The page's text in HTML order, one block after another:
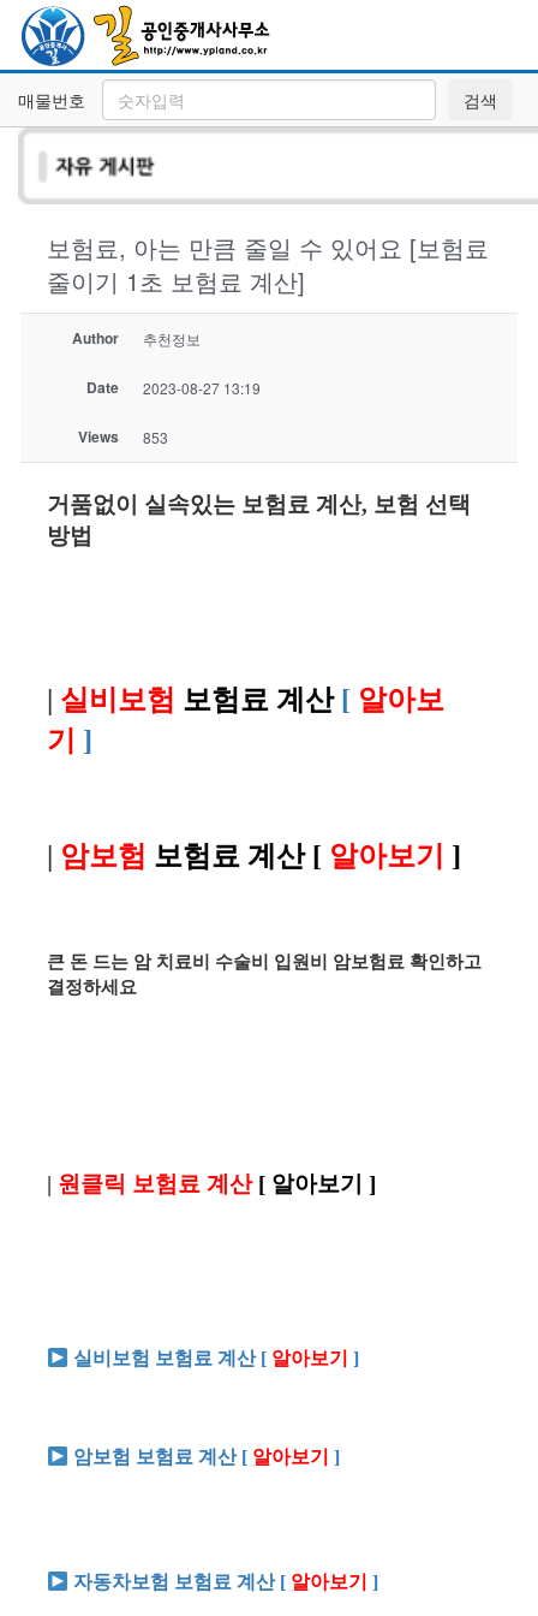
매물번호 검색
보험료, 아는 만큼 줄일 수 있어요 [보험료
줄이기 1초 보험료 계산]
Author 추천정보
Date 2023-08-27 13:19
Views 853
거품없이 실속있는 보험료 계산, 보험 선택
방법
| 실비보험 보험료 계산[ 알아보
기 ]
| 암보험 보험료 계산 [ 알아보기 ]
큰 돈 드는 암 치료비 수술비 입원비 암보험료 확인하고
결정하세요
| 원클릭 보험료 계산 [ 알아보기]
실비보험 보험료 계산 [ 알아보기]
암보험 보험료 계산 [ 알아보기]
자동차보험 보험료 계산 [ 알아보기]